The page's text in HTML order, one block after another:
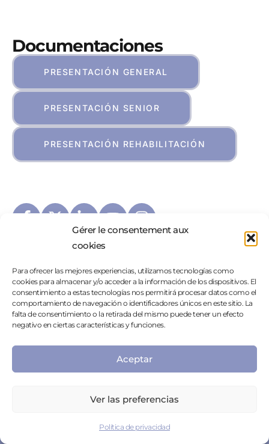
Gérer le consentement aux
cookies
Para ofrecer las mejores experiencias, utilizamos tecnologías como
cookies para almacenar y/o acceder a la información de los dispositivos. El
consentimiento a estas tecnologías nos permitirá procesar datos como el
comportamiento de navegación o identificadores únicos en este sitio. La
falta de consentimiento o la retirada del mismo puede tener un efecto
negativo en ciertas características y funciones.
Aceptar
Ver las preferencias
Política de privacidad
Documentaciones
PRESENTACIÓN GENERAL
PRESENTACIÓN SENIOR
PRESENTACIÓN REHABILITACIÓN
No Images Found!
Avisos legales